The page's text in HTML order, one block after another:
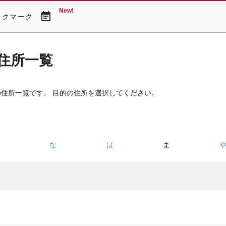
クマーク event_note New!
所一覧
所一覧です。 目的の住所を選択してください。
な は ま